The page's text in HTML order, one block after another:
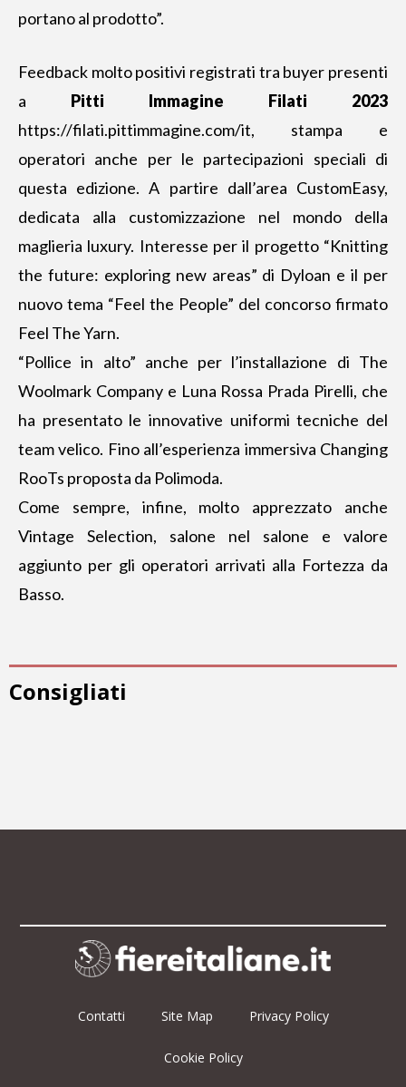
portano al prodotto”.
Feedback molto positivi registrati tra buyer presenti
a Pitti Immagine Filati 2023
https://filati.pittimmagine.com/it, stampa e
operatori anche per le partecipazioni speciali di
questa edizione. A partire dall’area CustomEasy,
dedicata alla customizzazione nel mondo della
maglieria luxury. Interesse per il progetto “Knitting
the future: exploring new areas” di Dyloan e il per
nuovo tema “Feel the People” del concorso firmato
Feel The Yarn.
“Pollice in alto” anche per l’installazione di The
Woolmark Company e Luna Rossa Prada Pirelli, che
ha presentato le innovative uniformi tecniche del
team velico. Fino all’esperienza immersiva Changing
RooTs proposta da Polimoda.
Come sempre, infine, molto apprezzato anche
Vintage Selection, salone nel salone e valore
aggiunto per gli operatori arrivati alla Fortezza da
Basso.
Consigliati
Contatti Site Map Privacy Policy
Cookie Policy